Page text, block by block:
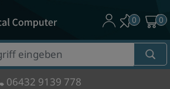
0 0
06432 9139 778